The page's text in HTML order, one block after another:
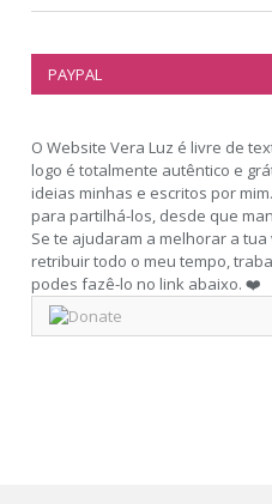
PAYPAL
O Website Vera Luz é livre de
logo é totalmente autêntico e
ideias minhas e escritos por
para partilhá-los, desde que
Se te ajudaram a melhorar a
retribuir todo o meu tempo,
podes fazê-lo no link abaixo. ❤️